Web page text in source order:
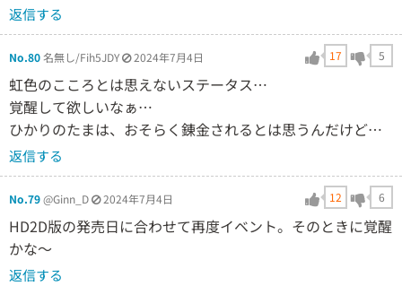
返信する
No.80名無し/Fih5JDY 2024年7月4日 17 5
虹色のこころとは思えないステータス…
覚醒して欲しいなぁ…
ひかりのたまは、おそらく錬金されるとは思うんだけど…
返信する
No.79@Ginn_D 2024年7月4日 12 6
HD2D版の発売日に合わせて再度イベント。そのときに覚醒
かな～
返信する